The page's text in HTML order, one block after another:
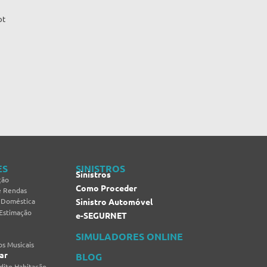
Rendas
Musicais
SINISTROS
Sinistros
Como Proceder
Sinistro Automóvel
e-SEGURNET
SIMULADORES ONLINE
BLOG